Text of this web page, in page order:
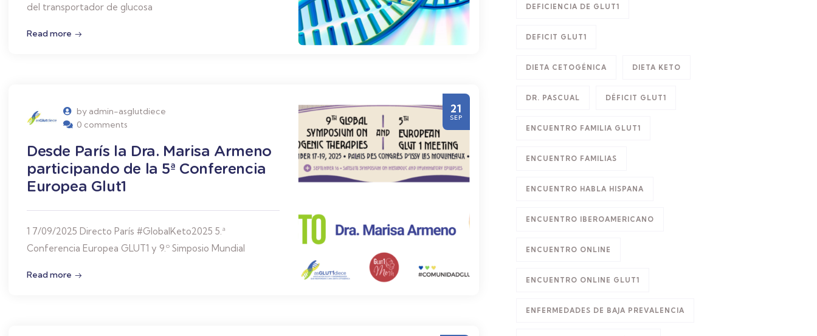
del transportador de glucosa
Read more
by admin-asglutdiece
0 comments
Desde París la Dra. Marisa Armeno
participando de la 5ª Conferencia
Europea Glut1
1 7/09/2025 Directo París #GlobalKeto2025 5.ª
Conferencia Europea GLUT1 y 9.º Simposio Mundial
Read more
21
SEP
DEFICIENCIA DE GLUT1
DEFICIT GLUT1
DIETA CETOGÉNICA DIETA KETO
DR. PASCUAL DÉFICIT GLUT1
ENCUENTRO FAMILIA GLUT1
ENCUENTRO FAMILIAS
ENCUENTRO HABLA HISPANA
ENCUENTRO IBEROAMERICANO
ENCUENTRO ONLINE
ENCUENTRO ONLINE GLUT1
ENFERMEDADES DE BAJA PREVALENCIA